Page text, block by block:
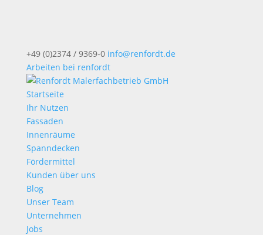
+49 (0)2374 / 9369-0 info@renfordt.de
Arbeiten bei renfordt
Startseite
Ihr Nutzen
Fassaden
Innenräume
Spanndecken
Fördermittel
Kunden über uns
Blog
Unser Team
Unternehmen
Jobs